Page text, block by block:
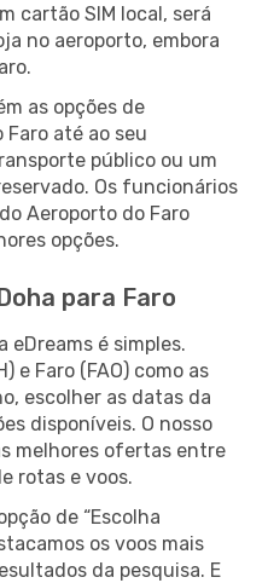
cartão SIM local, será
no aeroporto, embora
as opções de
até ao seu
público ou um
Os funcionários
Aeroporto do Faro
opções.
para Faro
eDreams é simples.
e Faro (FAO) como as
escolher as datas da
disponíveis. O nosso
melhores ofertas entre
rotas e voos.
de “Escolha
os voos mais
da pesquisa. E